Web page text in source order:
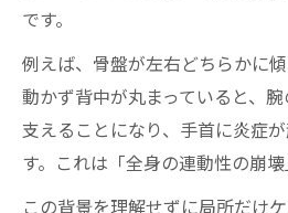
です。
例えば、骨盤が左右どちらかに
動かず背中が丸まっていると、
支えることになり、手首に炎症
す。これは「全身の連動性の崩壊
この背景を理解せずに局所だけ